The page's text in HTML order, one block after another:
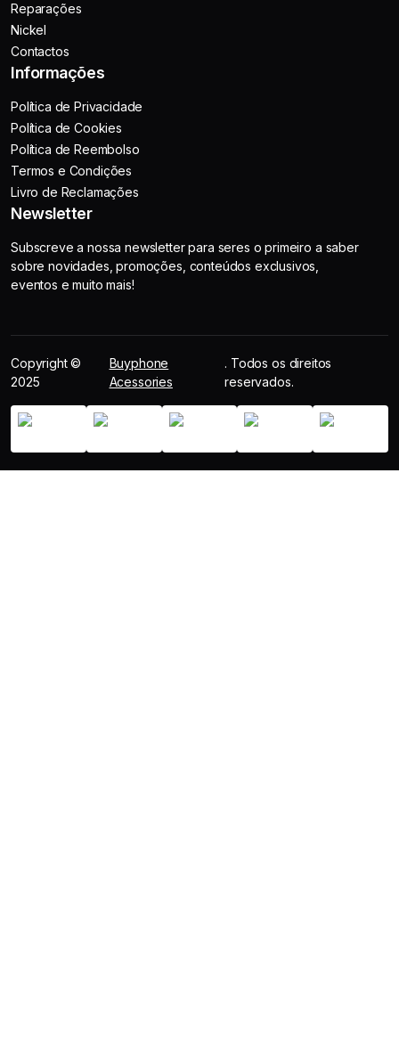
Reparações
Nickel
Contactos
Informações
Política de Privacidade
Política de Cookies
Política de Reembolso
Termos e Condições
Livro de Reclamações
Newsletter
Subscreve a nossa newsletter para seres o primeiro a saber
sobre novidades, promoções, conteúdos exclusivos,
eventos e muito mais!
Copyright ©
2025
Buyphone
Acessories
. Todos os direitos
reservados.